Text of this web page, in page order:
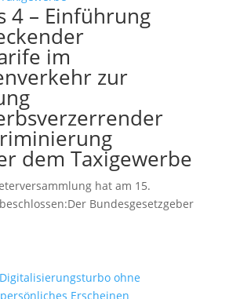
4 – Einführung
im
zur
dem Taxigewerbe
hat am 15.
Bundesgesetzgeber